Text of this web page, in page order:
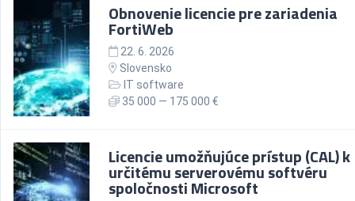
Obnovenie licencie pre zariadenia
FortiWeb
22. 6. 2026
Slovensko
IT software
35 000 — 175 000 €
Licencie umožňujúce prístup (CAL) k
určitému serverovému softvéru
spoločnosti Microsoft